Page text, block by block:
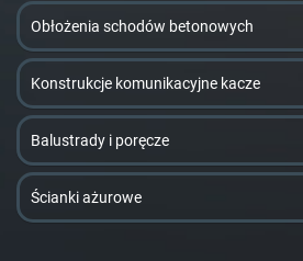
Obłożenia schodów betonowych
Konstrukcje komunikacyjne kacze
Balustrady i poręcze
Ścianki ażurowe